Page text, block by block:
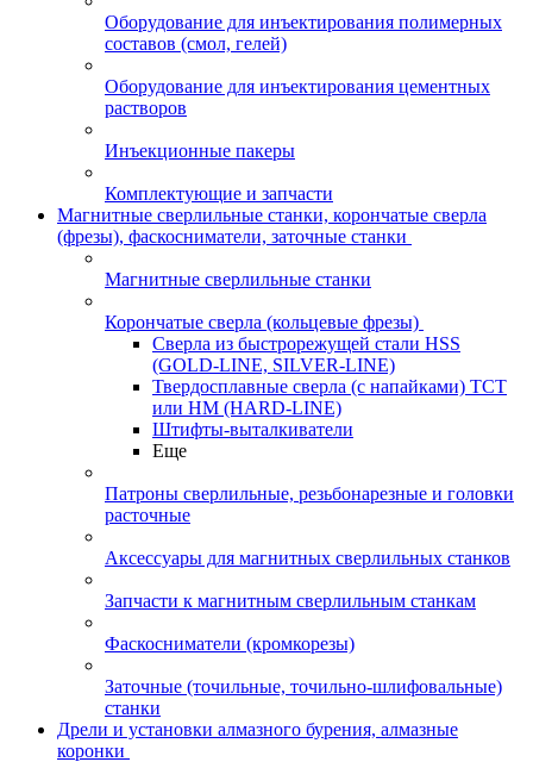
Оборудование для инъектирования полимерных
составов (смол, гелей)
Оборудование для инъектирования цементных
растворов
Инъекционные пакеры
Комплектующие и запчасти
Магнитные сверлильные станки, корончатые сверла
(фрезы), фаскосниматели, заточные станки
Магнитные сверлильные станки
Корончатые сверла (кольцевые фрезы)
Сверла из быстрорежущей стали HSS
(GOLD-LINE, SILVER-LINE)
Твердосплавные сверла (с напайками) ТСТ
или HM (HARD-LINE)
Штифты-выталкиватели
Еще
Патроны сверлильные, резьбонарезные и головки
расточные
Аксессуары для магнитных сверлильных станков
Запчасти к магнитным сверлильным станкам
Фаскосниматели (кромкорезы)
Заточные (точильные, точильно-шлифовальные)
станки
Дрели и установки алмазного бурения, алмазные
коронки